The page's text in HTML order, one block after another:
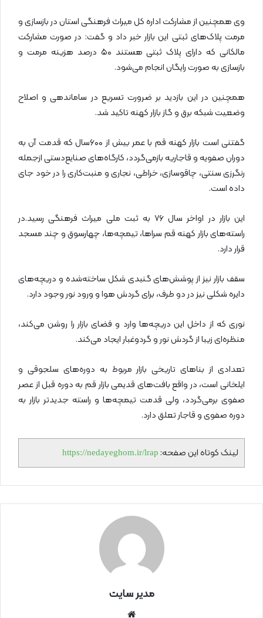
وی همچنین از مشارکت اداره کل میراث فرهنگی استان در بازسازی و
مرمت پلاک‌های ثبتی این بازار خبر داد و گفت: در صورت مشارکت
مالکانی که دارای پلاک ثبتی هستند ۵۰ درصد هزینه مرمت و
بازسازی به صورت رایگان انجام می‌شود.
همچنین در این بازدید بر ضرورت تسریع در ساماندهی و اصلاح
وضعیت شبکه برق و گاز بازار کهنه تاکید شد.
گفتنی است بازار کهنه قم با عمر بیش از ۶۰۰سال که قدمت آن به
دوران صفویه و قاجاریه بازمی‌گردد، کارگاه‌های صنایع‌دستی ازجمله
رنگرزی سنتی، چاقوسازی، خراطی، نجاری و منبت‌کاری را در خود جای
داده است.
این بازار در اواخر سال ۷۶ به ثبت ملی میراث فرهنگی رسید.در
راسته‌های بازار کهنه قم سراها، تیمچه‌ها، چهارسوق و چند مسجد
قرار دارد.
سقف بازار نیز از پوشش‌های گنبدی شکل ساخته‌شده و دریچه‌های
دایره شکلی نیز در دو طرف، برای گردش هوا و ورود نور وجود دارد.
نوری که از داخل این دریچه‌ها وارد و فضای بازار را روشن می‌کند،
منظره‌ای زیبا از گردش نور و گردوغبار ایجاد می‌کند.
تعدادی از بنا‌های تاریخی بازار مربوط به دوره‌های سلجوقی و
ایلخانی است، در واقع بافت‌های قدیمی بازار قم به دوره قبل از عصر
صفوی برمی‌گردد، ولی قدمت تیمچه‌ها و راسته جدیدتر بازار به
دوره صفوی و قاجار تعلق دارد.
لینک کوتاه این صفحه: https://nedayeghom.ir/lrap
مدیر سایت